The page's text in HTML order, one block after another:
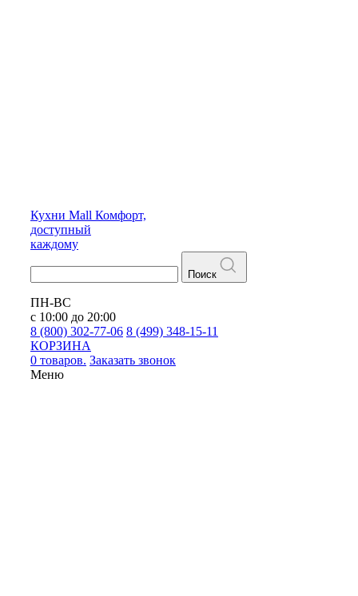
Кухни Mall Комфорт,
доступный
каждому
Поиск
ПН-ВС
с 10:00 до 20:00
8 (800) 302-77-06 8 (499) 348-15-11
КОРЗИНА
0 товаров. Заказать звонок
Меню